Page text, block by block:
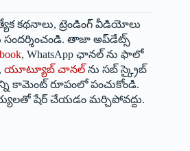
కథనాలు, ట్రెండింగ్ వీడియోలు
సందర్శించండి. తాజా అప్‌డేట్స్
, WhatsApp ఛానల్ ను ఫాలో
యూట్యూబ్ చానల్ ను సబ్ స్క్రైబ్
కామెంట్ రూపంలో పంచుకోండి.
షేర్ చేయడం మర్చిపోవద్దు.